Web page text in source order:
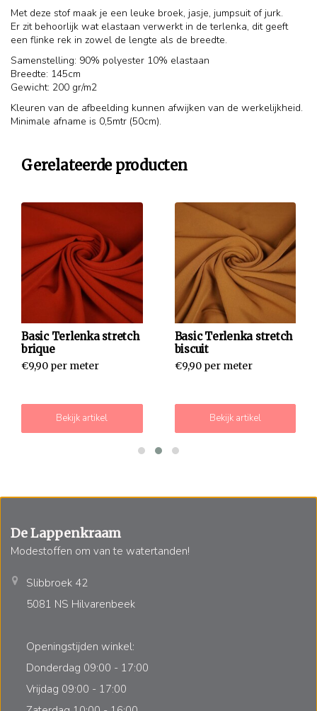
Met deze stof maak je een leuke broek, jasje, jumpsuit of jurk.
Er zit behoorlijk wat elastaan verwerkt in de terlenka, dit geeft
een flinke rek in zowel de lengte als de breedte.
Samenstelling: 90% polyester 10% elastaan
Breedte: 145cm
Gewicht: 200 gr/m2
Kleuren van de afbeelding kunnen afwijken van de werkelijkheid.
Minimale afname is 0,5mtr (50cm).
Gerelateerde producten
Basic Terlenka stretch
brique
€9,90 per meter
Bekijk artikel
Basic Terlenka stretch
biscuit
€9,90 per meter
Bekijk artikel
De Lappenkraam
Modestoffen om van te watertanden!
Slibbroek 42
5081 NS Hilvarenbeek
Openingstijden winkel:
Donderdag 09:00 - 17:00
Vrijdag 09:00 - 17:00